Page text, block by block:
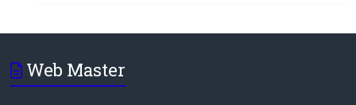
Web Master